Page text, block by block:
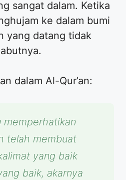
sangat dalam. Ketika
ke dalam bumi
yang datang tidak
dalam Al-Qur’an:
memperhatikan
telah membuat
yang baik
baik, akarnya